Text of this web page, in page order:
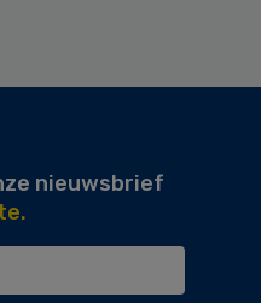
nieuwsbrief